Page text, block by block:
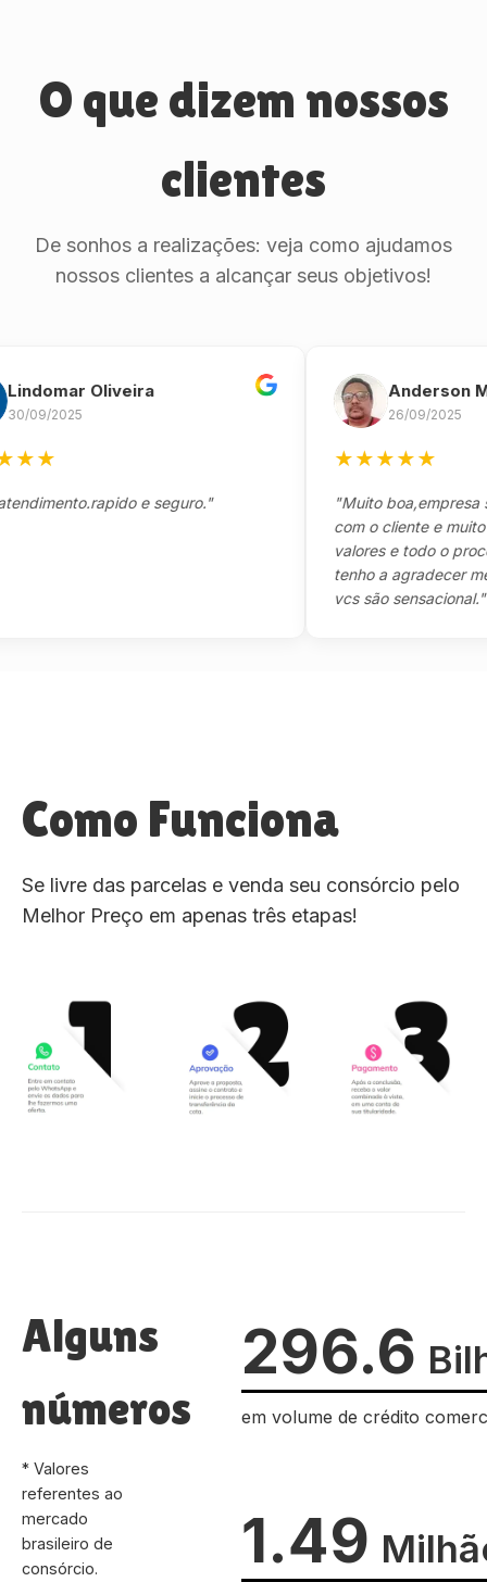
O que dizem nossos
clientes
De sonhos a realizações: veja como ajudamos
nossos clientes a alcançar seus objetivos!
Oliveira
2025
e seguro."
Anderson
26/09/2025
★★★
"Muito boa,empresa séria
com o cliente e muito
valores e todo o processo
tenho a agradecer
vcs são sensacional."
Como Funciona
Se livre das parcelas e venda seu consórcio pelo
Melhor Preço em apenas três etapas!
Alguns
números
* Valores
referentes ao
mercado
brasileiro de
consórcio.
296.6
em volume de crédito
1.49